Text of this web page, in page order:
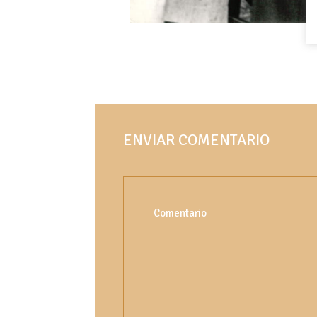
ENVIAR COMENTARIO